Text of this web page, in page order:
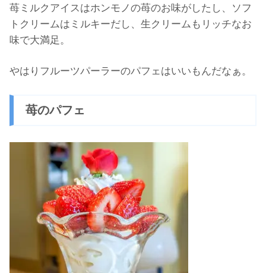
苺ミルクアイスはホンモノの苺のお味がしたし、ソフ
トクリームはミルキーだし、生クリームもリッチなお
味で大満足。
やはりフルーツパーラーのパフェはいいもんだなぁ。
苺のパフェ